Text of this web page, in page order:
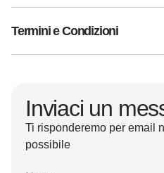
Termini e Condizioni
Inviaci un
Ti risponderemo per email
possibile